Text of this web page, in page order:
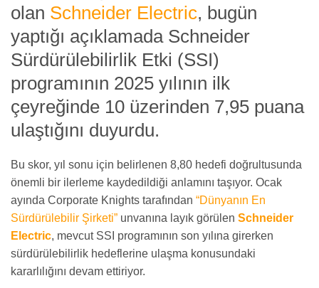
olan Schneider Electric, bugün
yaptığı açıklamada Schneider
Sürdürülebilirlik Etki (SSI)
programının 2025 yılının ilk
çeyreğinde 10 üzerinden 7,95 puana
ulaştığını duyurdu.
Bu skor, yıl sonu için belirlenen 8,80 hedefi doğrultusunda
önemli bir ilerleme kaydedildiği anlamını taşıyor. Ocak
ayında Corporate Knights tarafından “Dünyanın En
Sürdürülebilir Şirketi” unvanına layık görülen Schneider
Electric, mevcut SSI programının son yılına girerken
sürdürülebilirlik hedeflerine ulaşma konusundaki
kararlılığını devam ettiriyor.